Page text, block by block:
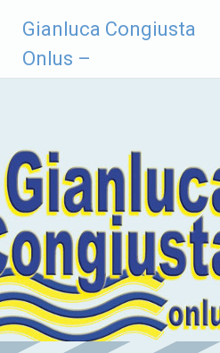
contenuto
Gianluca Congiusta
Onlus –